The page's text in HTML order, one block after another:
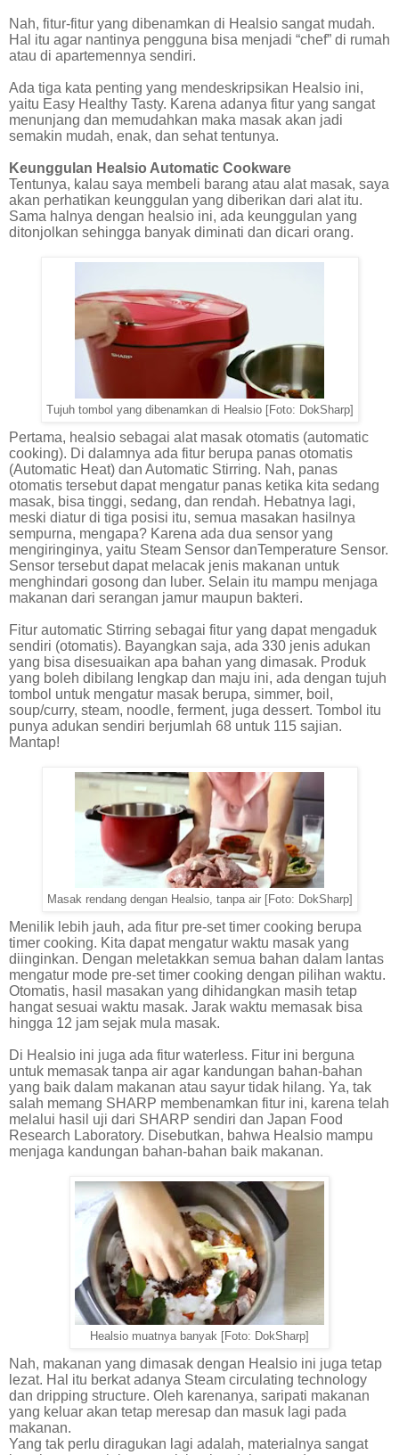
Nah, fitur-fitur yang dibenamkan di Healsio sangat mudah.
Hal itu agar nantinya pengguna bisa menjadi “chef” di rumah
atau di apartemennya sendiri.
Ada tiga kata penting yang mendeskripsikan Healsio ini,
yaitu Easy Healthy Tasty. Karena adanya fitur yang sangat
menunjang dan memudahkan maka masak akan jadi
semakin mudah, enak, dan sehat tentunya.
Keunggulan Healsio Automatic Cookware
Tentunya, kalau saya membeli barang atau alat masak, saya
akan perhatikan keunggulan yang diberikan dari alat itu.
Sama halnya dengan healsio ini, ada keunggulan yang
ditonjolkan sehingga banyak diminati dan dicari orang.
Tujuh tombol yang dibenamkan di Healsio [Foto: DokSharp]
Pertama, healsio sebagai alat masak otomatis (automatic
cooking). Di dalamnya ada fitur berupa panas otomatis
(Automatic Heat) dan Automatic Stirring. Nah, panas
otomatis tersebut dapat mengatur panas ketika kita sedang
masak, bisa tinggi, sedang, dan rendah. Hebatnya lagi,
meski diatur di tiga posisi itu, semua masakan hasilnya
sempurna, mengapa? Karena ada dua sensor yang
mengiringinya, yaitu Steam Sensor danTemperature Sensor.
Sensor tersebut dapat melacak jenis makanan untuk
menghindari gosong dan luber. Selain itu mampu menjaga
makanan dari serangan jamur maupun bakteri.
Fitur automatic Stirring sebagai fitur yang dapat mengaduk
sendiri (otomatis). Bayangkan saja, ada 330 jenis adukan
yang bisa disesuaikan apa bahan yang dimasak. Produk
yang boleh dibilang lengkap dan maju ini, ada dengan tujuh
tombol untuk mengatur masak berupa, simmer, boil,
soup/curry, steam, noodle, ferment, juga dessert. Tombol itu
punya adukan sendiri berjumlah 68 untuk 115 sajian.
Mantap!
Masak rendang dengan Healsio, tanpa air [Foto: DokSharp]
Menilik lebih jauh, ada fitur pre-set timer cooking berupa
timer cooking. Kita dapat mengatur waktu masak yang
diinginkan. Dengan meletakkan semua bahan dalam lantas
mengatur mode pre-set timer cooking dengan pilihan waktu.
Otomatis, hasil masakan yang dihidangkan masih tetap
hangat sesuai waktu masak. Jarak waktu memasak bisa
hingga 12 jam sejak mula masak.
Di Healsio ini juga ada fitur waterless. Fitur ini berguna
untuk memasak tanpa air agar kandungan bahan-bahan
yang baik dalam makanan atau sayur tidak hilang. Ya, tak
salah memang SHARP membenamkan fitur ini, karena telah
melalui hasil uji dari SHARP sendiri dan Japan Food
Research Laboratory. Disebutkan, bahwa Healsio mampu
menjaga kandungan bahan-bahan baik makanan.
Healsio muatnya banyak [Foto: DokSharp]
Nah, makanan yang dimasak dengan Healsio ini juga tetap
lezat. Hal itu berkat adanya Steam circulating technology
dan dripping structure. Oleh karenanya, saripati makanan
yang keluar akan tetap meresap dan masuk lagi pada
makanan.
Yang tak perlu diragukan lagi adalah, materialnya sangat